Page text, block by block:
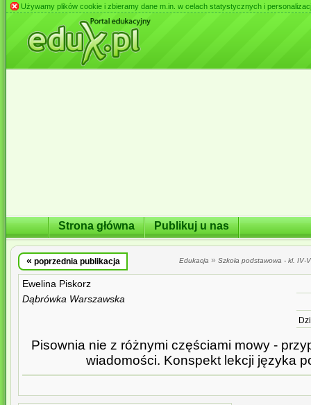
Używamy plików cookie i zbieramy dane m.in. w celach statystycznych i
Strona główna Publikuj u nas
« poprzednia publikacja Edukacja » Szkoła podstawowa - kl. IV-
Ewelina Piskorz
Dąbrówka Warszawska
Pisownia nie z różnymi częściami mowy -
wiadomości. Konspekt lekcji języka